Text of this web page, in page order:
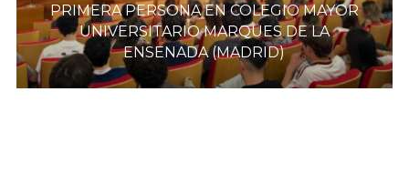
PRIMERA PERSONA EN COLEGIO MAYOR
UNIVERSITARIO MARQUES DE LA
ENSENADA (MADRID)